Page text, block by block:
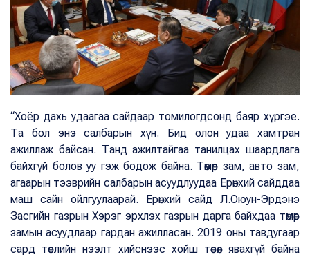
“Хоёр дахь удаагаа сайдаар томилогдсонд баяр хүргэе.
Та бол энэ салбарын хүн. Бид олон удаа хамтран
ажиллаж байсан. Танд ажилтайгаа танилцах шаардлага
байхгүй болов уу гэж бодож байна. Төмөр зам, авто зам,
агаарын тээврийн салбарын асуудлуудаа Ерөнхий сайддаа
маш сайн ойлгуулаарай. Ерөнхий сайд Л.Оюун-Эрдэнэ
Засгийн газрын Хэрэг эрхлэх газрын дарга байхдаа төмөр
замын асуудлаар гардан ажилласан. 2019 оны тавдугаар
сард төслийн нээлт хийснээс хойш төсөл явахгүй байна